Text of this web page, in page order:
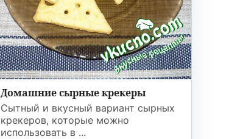
Домашние сырные крекеры
Сытный и вкусный вариант сырных
крекеров, которые можно
использовать в ...